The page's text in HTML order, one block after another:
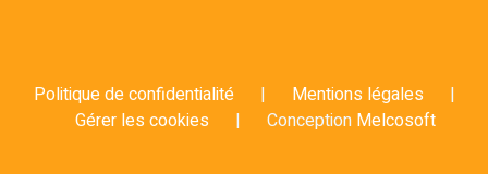
Politique de confidentialité | Mentions légales
|
Gérer les cookies
| Conception Melcosoft